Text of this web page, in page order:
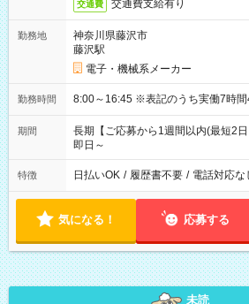
交通費 交通費支給有り
勤務地
神奈川県藤沢市
藤沢駅
電子・機械系メーカー
勤務時間 8:00～16:45 ※表記のうち実働7
期間
長期【ご応募から1週間以内(最短2
即日～
特徴 日払いOK / 履歴書不要 / 電話対応な
気になる！ 応募する
未読